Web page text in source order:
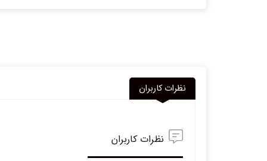
نظرات کاربران
نظرات کاربران